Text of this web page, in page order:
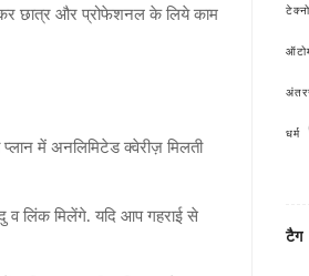
छात्र और प्रोफेशनल के लिये काम
में अनलिमिटेड क्वेरीज़ मिलती
व लिंक मिलेंगे. यदि आप गहराई से
धर्म
टैग